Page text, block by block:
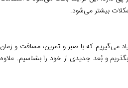
بیشتر می‌شود.
می‌گیریم که با صبر و تمرین، مسافت‌ و زمان
و بُعد جدیدی از خود را بشناسیم. علاوه